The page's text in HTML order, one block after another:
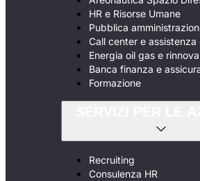
HR e Risorse Umane
Pubblica
Call center e assistenza
Energia oil gas e
Banca finanza e
Formazione
Recruiting
Consulenza HR